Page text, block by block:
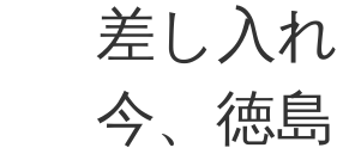
差し入
今、徳